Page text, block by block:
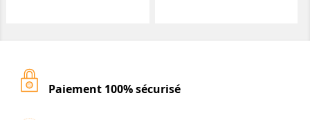
Paiement 100% sécurisé